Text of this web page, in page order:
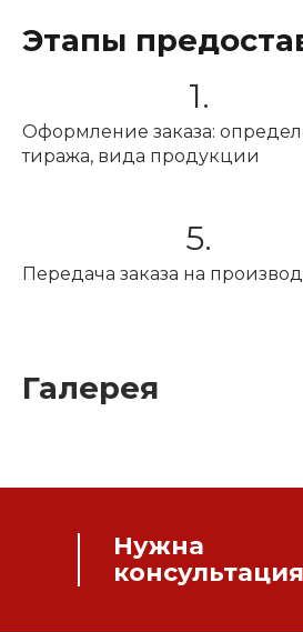
Этапы
1.
Оформление заказа:
тиража, вида продукции
5.
Передача заказа на
Галерея
Нужна